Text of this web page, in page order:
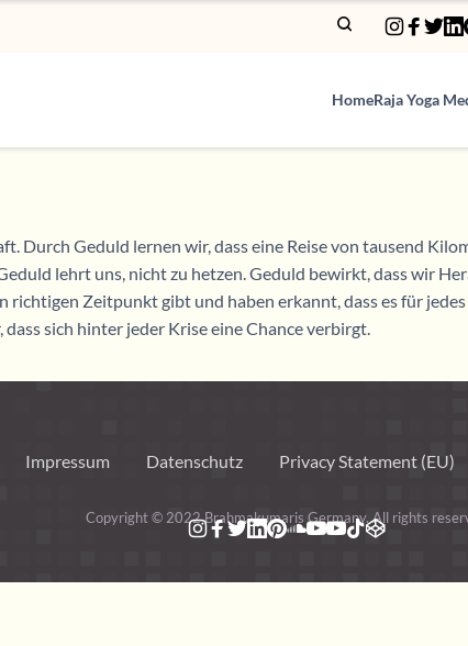
HomeRaja Yoga
Durch Geduld lernen wir, dass eine Reise von tausend
lehrt uns, nicht zu hetzen. Geduld bewirkt, dass wir
richtigen Zeitpunkt gibt und haben erkannt, dass es für
sich hinter jeder Krise eine Chance verbirgt.
Impressum Datenschutz Privacy Statement (EU)
Copyright © 2022 Brahmakumaris Germany. All rights